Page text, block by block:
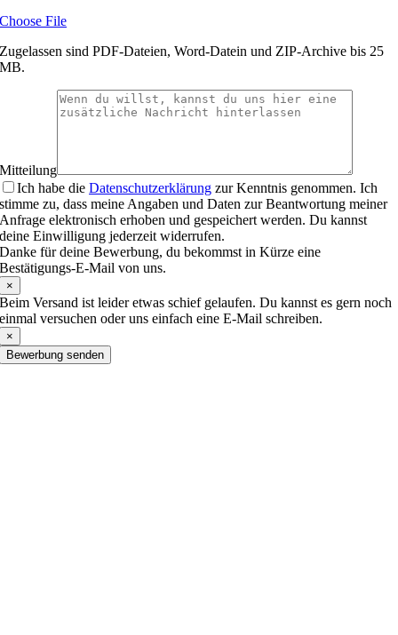
Choose File
Zugelassen sind PDF-Dateien, Word-Datein und ZIP-Archive bis 25
MB.
Mitteilung
Ich habe dieDatenschutzerklärung zur Kenntnis genommen. Ich
stimme zu, dass meine Angaben und Daten zur Beantwortung meiner
Anfrage elektronisch erhoben und gespeichert werden. Du kannst
deine Einwilligung jederzeit widerrufen.
Danke für deine Bewerbung, du bekommst in Kürze eine
Bestätigungs-E-Mail von uns.
×
Beim Versand ist leider etwas schief gelaufen. Du kannst es gern noch
einmal versuchen oder uns einfach eine E-Mail schreiben.
×
Bewerbung senden